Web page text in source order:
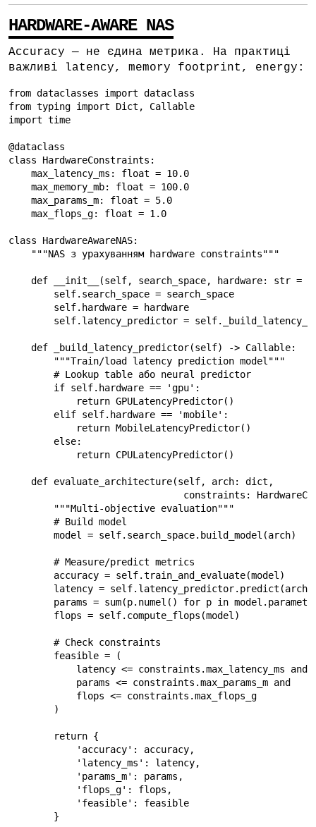
HARDWARE-AWARE NAS
Accuracy — не єдина метрика. На практиці
важливі latency, memory footprint, energy:
from dataclasses import dataclass
from typing import Dict, Callable
import time
@dataclass
class HardwareConstraints:
    max_latency_ms: float = 10.0
    max_memory_mb: float = 100.0
    max_params_m: float = 5.0
    max_flops_g: float = 1.0
class HardwareAwareNAS:
    """NAS з урахуванням hardware constraints"""
def __init__(self, search_space, hardware: str =
        self.search_space = search_space
        self.hardware = hardware
self.latency_predictor =
    def _build_latency_predictor(self) -> Callable:
        """Train/load latency prediction model"""
        # Lookup table або neural predictor
        if self.hardware == 'gpu':
            return GPULatencyPredictor()
        elif self.hardware == 'mobile':
            return MobileLatencyPredictor()
        else:
            return CPULatencyPredictor()
    def evaluate_architecture(self, arch: dict,
constraints:
        """Multi-objective evaluation"""
        # Build model
        model = self.search_space.build_model(arch)
        # Measure/predict metrics
        accuracy = self.train_and_evaluate(model)
        latency = self.latency_predictor.predict(arch)
params = sum(p.numel() for p in
        flops = self.compute_flops(model)
        # Check constraints
        feasible = (
            latency <= constraints.max_latency_ms and
            params <= constraints.max_params_m and
            flops <= constraints.max_flops_g
        )
        return {
            'accuracy': accuracy,
            'latency_ms': latency,
            'params_m': params,
            'flops_g': flops,
            'feasible': feasible
        }